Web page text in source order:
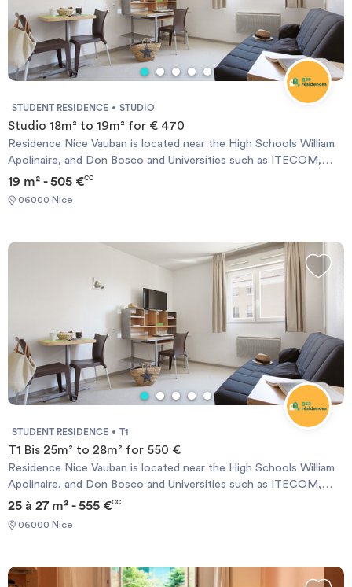
STUDENT RESIDENCE STUDIO
Studio 18m² to 19m² for € 470
Residence Nice Vauban is located near the High Schools William
Apolinaire, and Don Bosco and Universities such as ITECOM,
Pôle Universitaire Saint Jean D&#39;Angely, Valrose Campus,
School of Journalism, Faculty of Dentistry and Faculty of
Medicine, etc .. .. It welcomes you with 140 apartments, ranging
m². All accommodations are furnished.
19 m² - 505 €CC
06000 Nice
STUDENT RESIDENCE T1
T1 Bis 25m² to 28m² for 550 €
Residence Nice Vauban is located near the High Schools William
Apolinaire, and Don Bosco and Universities such as ITECOM,
Pôle Universitaire Saint Jean D&#39;Angely, Valrose Campus,
School of Journalism, Faculty of Dentistry and Faculty of
Medicine, etc .. .. It welcomes you with 140 apartments, ranging
m². All accommodations are furnished.
25 à 27 m² - 555 €CC
06000 Nice